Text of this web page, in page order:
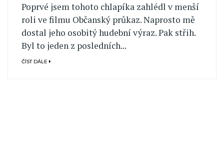
Poprvé jsem tohoto chlapíka zahlédl v menší
roli ve filmu Občanský průkaz. Naprosto mě
dostal jeho osobitý hudební výraz. Pak střih.
Byl to jeden z posledních...
ČÍST DÁLE